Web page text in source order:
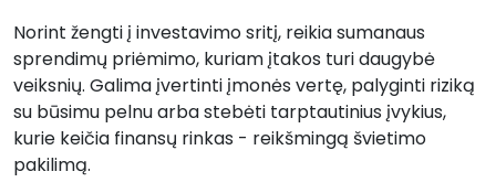
Norint žengti į investavimo sritį, reikia sumanaus
sprendimų priėmimo, kuriam įtakos turi daugybė
veiksnių. Galima įvertinti įmonės vertę, palyginti riziką
su būsimu pelnu arba stebėti tarptautinius įvykius,
kurie keičia finansų rinkas - reikšmingą švietimo
pakilimą.